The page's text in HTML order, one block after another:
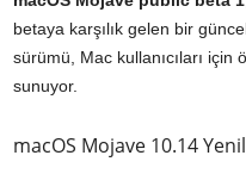
betaya karşılık gelen bir
sürümü, Mac kullanıcıları
sunuyor.
macOS Mojave 10.14